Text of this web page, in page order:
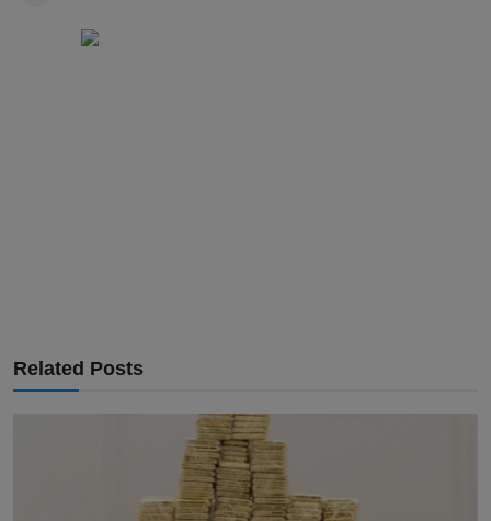
Related Posts